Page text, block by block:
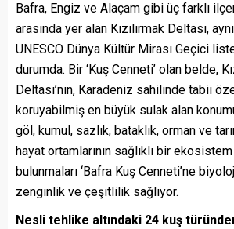
Bafra, Engiz ve Alaçam gibi üç farklı
arasında yer alan Kızılırmak Deltası,
UNESCO Dünya Kültür Mirası Geçici
durumda. Bir ‘Kuş Cenneti’ olan belde,
Deltası’nın, Karadeniz sahilinde tabii
koruyabilmiş en büyük sulak alan
göl, kumul, sazlık, bataklık, orman ve
hayat ortamlarının sağlıklı bir
bulunmaları ‘Bafra Kuş Cenneti’ne
zenginlik ve çeşitlilik sağlıyor.
Nesli tehlike altındaki 24 kuş